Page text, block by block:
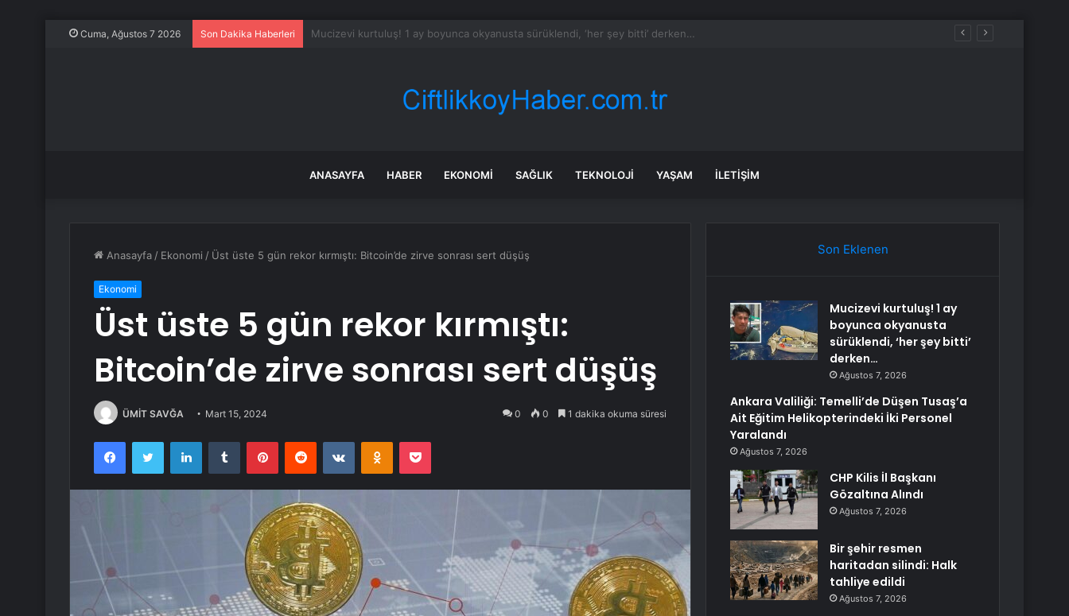
Cuma, Ağustos 7 2026 Son Dakika Haberleri Ankara Valiliği: Temelli’de Düşen Tusaş’a Ait Eğitim Helikopterindeki İki Personel Yaralandı
ANASAYFA HABER EKONOMI SAĞLIK TEKNOLOJI YAŞAM İLETIŞIM
Anasayfa / Ekonomi / Üst üste 5 gün rekor kırmıştı: Bitcoin’de zirve sonrası sert düşüş
Ekonomi
Üst üste 5 gün rekor kırmıştı:
Bitcoin’de zirve sonrası sert düşüş
ÜMİT SAVĞA Mart 15, 2024 0 0 1 dakika okuma süresi
FacebookTwitter LinkedInTumblr PinterestReddit VKontakteOdnoklassniki
Pocket
Son Eklenen
Mucizevi kurtuluş! 1 ay
boyunca okyanusta
sürüklendi, ‘her şey bitti’
derken…
Ağustos 7, 2026
Ankara Valiliği: Temelli’de Düşen Tusaş’a
Ait Eğitim Helikopterindeki İki Personel
Yaralandı
Ağustos 7, 2026
CHP Kilis İl Başkanı
Gözaltına Alındı
Ağustos 7, 2026
Bir şehir resmen
haritadan silindi: Halk
tahliye edildi
Ağustos 7, 2026